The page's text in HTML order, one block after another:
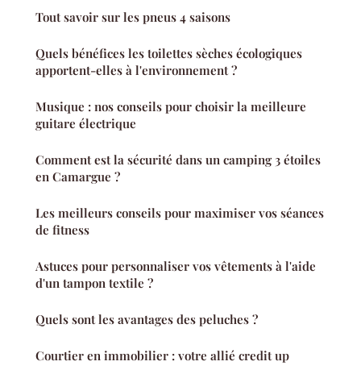
Tout savoir sur les pneus 4 saisons
Quels bénéfices les toilettes sèches écologiques
apportent-elles à l'environnement ?
Musique : nos conseils pour choisir la meilleure
guitare électrique
Comment est la sécurité dans un camping 3 étoiles
en Camargue ?
Les meilleurs conseils pour maximiser vos séances
de fitness
Astuces pour personnaliser vos vêtements à l'aide
d'un tampon textile ?
Quels sont les avantages des peluches ?
Courtier en immobilier : votre allié credit up